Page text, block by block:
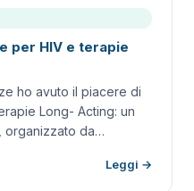
per HIV e terapie
ho avuto il piacere di
Long- Acting: un
organizzato da…
Leggi →